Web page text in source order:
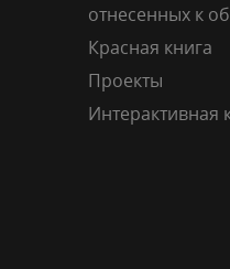
отнесенных к
Красная книга
Проекты
Интерактивная